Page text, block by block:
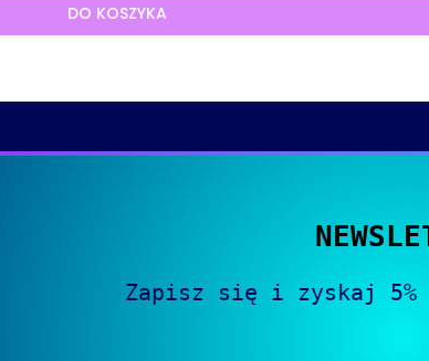
DO KOSZYKA
Zapisz się i zyskaj 5%